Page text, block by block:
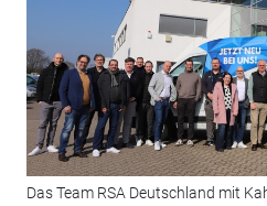
Das Team RSA Deutschland mit